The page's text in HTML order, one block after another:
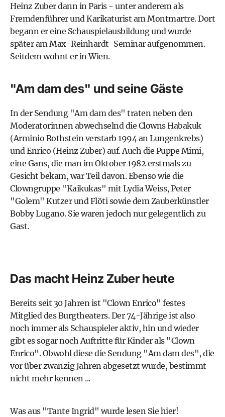
Heinz Zuber dann in Paris - unter anderem als
Fremdenführer und Karikaturist am Montmartre. Dort
begann er eine Schauspielausbildung und wurde
später am Max-Reinhardt-Seminar aufgenommen.
Seitdem wohnt er in Wien.
"Am dam des" und seine Gäste
In der Sendung "Am dam des" traten neben den
Moderatorinnen abwechselnd die Clowns Habakuk
(Arminio Rothstein verstarb 1994 an Lungenkrebs)
und Enrico (Heinz Zuber) auf. Auch die Puppe Mimi,
eine Gans, die man im Oktober 1982 erstmals zu
Gesicht bekam, war Teil davon. Ebenso wie die
Clowngruppe "Kaikukas" mit Lydia Weiss, Peter
"Golem" Kutzer und Flöti sowie dem Zauberkünstler
Bobby Lugano. Sie waren jedoch nur gelegentlich zu
Gast.
Das macht Heinz Zuber heute
Bereits seit 30 Jahren ist "Clown Enrico" festes
Mitglied des Burgtheaters. Der 74-Jährige ist also
noch immer als Schauspieler aktiv, hin und wieder
gibt es sogar noch Auftritte für Kinder als "Clown
Enrico". Obwohl diese die Sendung "Am dam des", die
vor über zwanzig Jahren abgesetzt wurde, bestimmt
nicht mehr kennen ...
Was aus "Tante Ingrid" wurde lesen Sie hier!